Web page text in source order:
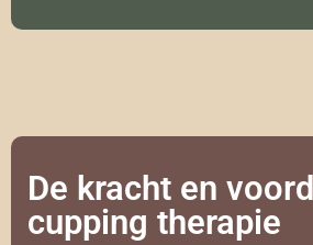
De kracht en
cupping therapie